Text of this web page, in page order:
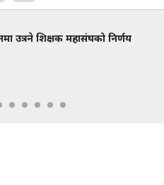
उत्रने शिक्षक महासंघको निर्णय